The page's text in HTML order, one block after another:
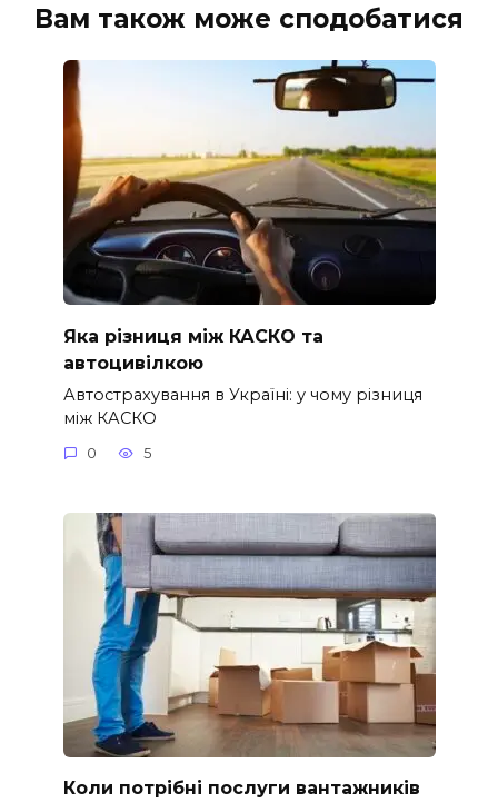
Вам також може сподобатися
Яка різниця між КАСКО та
автоцивілкою
Автострахування в Україні: у чому різниця
між КАСКО
0 5
Коли потрібні послуги вантажників